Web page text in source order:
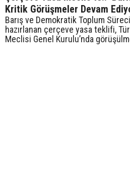
Kritik Görüşmeler Devam
Barış ve Demokratik Toplum
hazırlanan çerçeve yasa teklifi,
Meclisi Genel Kurulu’nda